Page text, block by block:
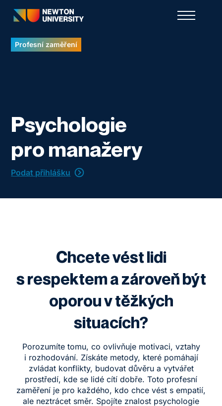
Profesní zaměření
Psychologie
pro manažery
Podat přihlášku
Chcete vést lidi
s respektem a zároveň být
oporou v těžkých
situacích?
Porozumíte tomu, co ovlivňuje motivaci, vztahy
i rozhodování. Získáte metody, které pomáhají
zvládat konflikty, budovat důvěru a vytvářet
prostředí, kde se lidé cítí dobře. Toto profesní
zaměření je pro každého, kdo chce vést s empatií,
ale neztrácet směr. Spojíte znalost psychologie